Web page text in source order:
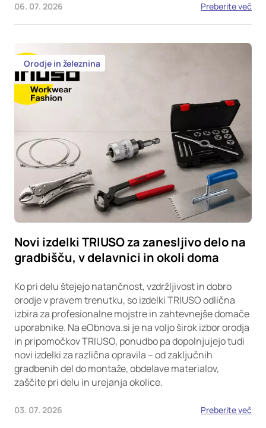
06. 07. 2026 Preberite več
Orodje in železnina
Novi izdelki TRIUSO za zanesljivo delo na
gradbišču, v delavnici in okoli doma
Ko pri delu štejejo natančnost, vzdržljivost in dobro
orodje v pravem trenutku, so izdelki TRIUSO odlična
izbira za profesionalne mojstre in zahtevnejše domače
uporabnike. Na eObnova.si je na voljo širok izbor orodja
in pripomočkov TRIUSO, ponudbo pa dopolnjujejo tudi
novi izdelki za različna opravila – od zaključnih
gradbenih del do montaže, obdelave materialov,
zaščite pri delu in urejanja okolice.
03. 07. 2026 Preberite več